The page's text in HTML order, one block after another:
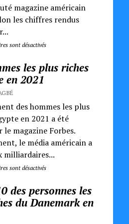
magazine américain
les chiffres rendus
sont désactivés
les plus riches
en 2021
des hommes les plus
en 2021 a été
le magazine Forbes.
le média américain a
milliardaires...
sont désactivés
des personnes les
du Danemark en